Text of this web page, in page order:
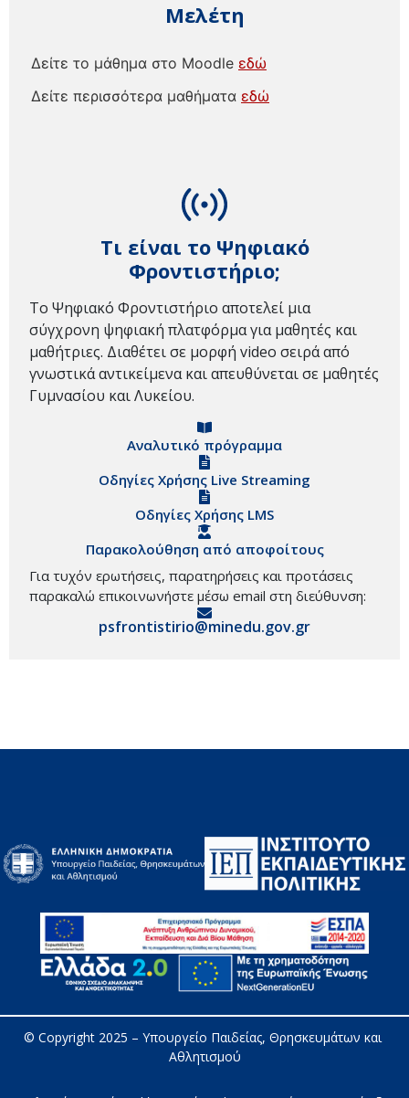
Τι είναι το Ψηφιακό
Φροντιστήριο;
Το Ψηφιακό Φροντιστήριο αποτελεί μια
σύγχρονη ψηφιακή πλατφόρμα για μαθητές και
μαθήτριες. Διαθέτει σε μορφή video σειρά από
γνωστικά αντικείμενα και απευθύνεται σε μαθητές
Γυμνασίου και Λυκείου.
Αναλυτικό πρόγραμμα
Οδηγίες Χρήσης Live Streaming
Οδηγίες Χρήσης LMS
Παρακολούθηση από αποφοίτους
Για τυχόν ερωτήσεις, παρατηρήσεις και προτάσεις
παρακαλώ επικοινωνήστε μέσω email στη διεύθυνση:
psfrontistirio@minedu.gov.gr
Μελέτη
Δείτε το μάθημα στο Moodle εδώ
Δείτε περισσότερα μαθήματα εδώ
© Copyright 2025 – Υπουργείο Παιδείας, Θρησκευμάτων και
Αθλητισμού